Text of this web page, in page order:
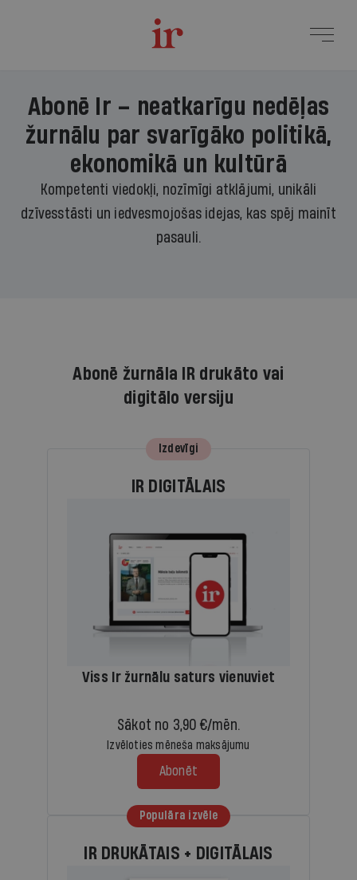
Abonē Ir – neatkarīgu nedēļas
žurnālu par svarīgāko politikā,
ekonomikā un kultūrā
Kompetenti viedokļi, nozīmīgi atklājumi, unikāli
dzīvesstāsti un iedvesmojošas idejas, kas spēj mainīt
pasauli.
Abonē žurnāla IR drukāto vai
digitālo versiju
Izdevīgi
IR DIGITĀLAIS
Viss Ir žurnālu saturs vienuviet
Sākot no 3,90 €/mēn.
Izvēloties mēneša maksājumu
Abonēt
Populāra izvēle
IR DRUKĀTAIS + DIGITĀLAIS